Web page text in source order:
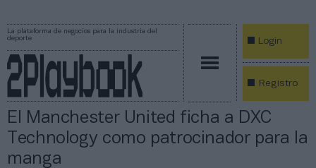
La plataforma de negocios para la industria del
deporte
Login
Registro
El Manchester United ficha a DXC
Technology como patrocinador para la
manga